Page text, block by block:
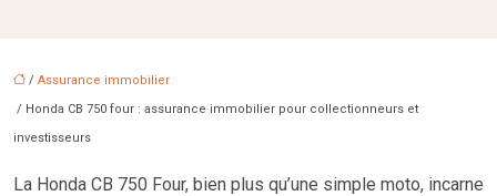
/ Assurance immobilier
/ Honda CB 750 four : assurance immobilier pour collectionneurs et
investisseurs
La Honda CB 750 Four, bien plus qu’une simple moto, incarne